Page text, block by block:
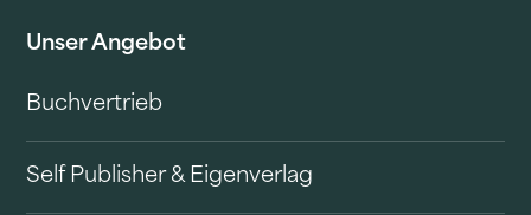
Unser Angebot
Buchvertrieb
Self Publisher & Eigenverlag